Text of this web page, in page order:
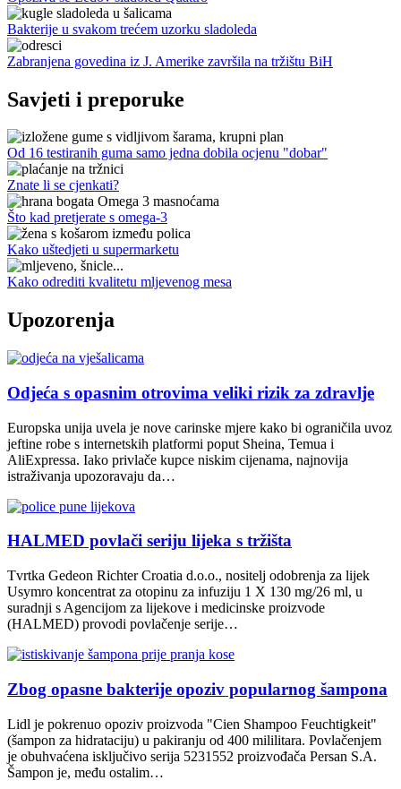
Bakterije u svakom trećem uzorku sladoleda
Zabranjena govedina iz J. Amerike završila na tržištu BiH
Savjeti i preporuke
Od 16 testiranih guma samo jedna dobila ocjenu "dobar"
Znate li se cjenkati?
Što kad pretjerate s omega-3
Kako uštedjeti u supermarketu
Kako odrediti kvalitetu mljevenog mesa
Upozorenja
Odjeća s opasnim otrovima veliki rizik za zdravlje
Europska unija uvela je nove carinske mjere kako bi ograničila uvoz
jeftine robe s internetskih platformi poput Sheina, Temua i
AliExpressa. Iako privlače kupce niskim cijenama, najnovija
istraživanja upozoravaju da…
HALMED povlači seriju lijeka s tržišta
Tvrtka Gedeon Richter Croatia d.o.o., nositelj odobrenja za lijek
Usymro koncentrat za otopinu za infuziju 1 X 130 mg/26 ml, u
suradnji s Agencijom za lijekove i medicinske proizvode
(HALMED) provodi povlačenje serije…
Zbog opasne bakterije opoziv popularnog šampona
Lidl je pokrenuo opoziv proizvoda "Cien Shampoo Feuchtigkeit"
(šampon za hidrataciju) u pakiranju od 400 mililitara. Povlačenjem
je obuhvaćena isključivo serija 5231552 proizvođača Persan S.A.
Šampon je, među ostalim…